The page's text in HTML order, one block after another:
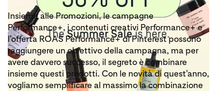
Insieme alle Promozioni, le campagne
Performance+, i contenuti creativi Performance+ e
l'offerta ROAS Performance+ di Pinterest possono
raggiungere un obiettivo della campagna, ma per
avere davvero successo, il segreto è combinare
insieme questi prodotti. Con le novità di quest'anno,
vogliamo semplificare al massimo la combinazione